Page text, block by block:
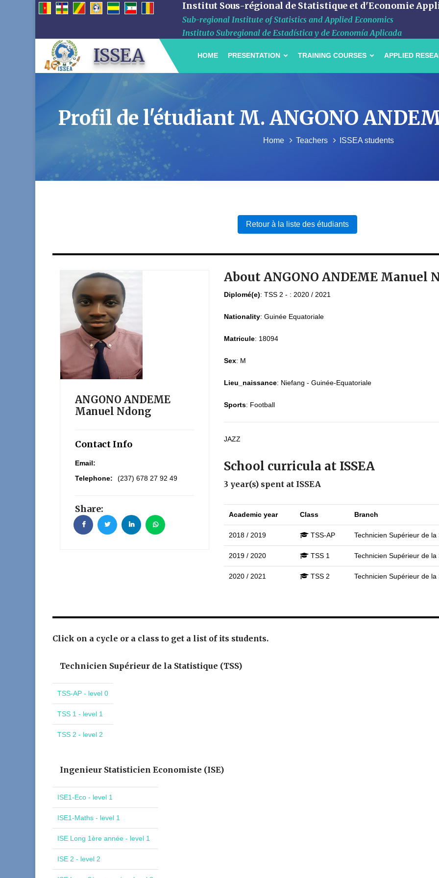
Institut Sous-régional de Statistique et d'Economie
Sub-regional Institute of Statistics and Applied Economics
Instituto Subregional de Estadística y de Economía Aplicada
ISSEA HOME PRESENTATION TRAINING COURSES APPLIED
Profil de l'étudiant M. ANGONO
Home Teachers ISSEA students
Retour à la liste des étudiants
ANGONO ANDEME
Manuel Ndong
Contact Info
Email:
Telephone:
(237) 678 27 92 49
Share:
About ANGONO ANDEME Manuel
Diplomé(e): TSS 2 - : 2020 / 2021
Nationality: Guinée Equatoriale
Matricule: 18094
Sex: M
Lieu_naissance: Niefang - Guinée-Equatoriale
Sports: Football
JAZZ
School curricula at ISSEA
3 year(s) spent at ISSEA
Academic year Class Branch
2018 / 2019 TSS-AP Technicien Supérieur de la
2019 / 2020 TSS 1 Technicien Supérieur de la
2020 / 2021 TSS 2 Technicien Supérieur de la
Click on a cycle or a class to get a list of its students.
Technicien Supérieur de la Statistique (TSS)
TSS-AP - level 0
TSS 1 - level 1
TSS 2 - level 2
Ingenieur Statisticien Economiste (ISE)
ISE1-Eco - level 1
ISE1-Maths - level 1
ISE Long 1ère année - level 1
ISE 2 - level 2